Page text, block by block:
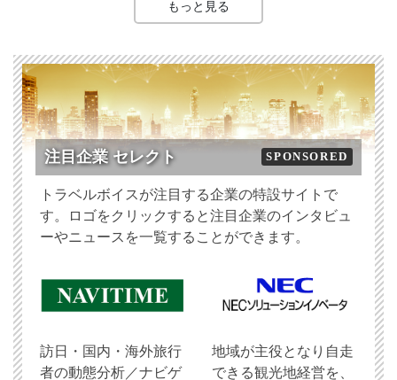
もっと見る
注目企業 セレクト SPONSORED
トラベルボイスが注目する企業の特設サイトで
す。ロゴをクリックすると注目企業のインタビュ
ーやニュースを一覧することができます。
訪日・国内・海外旅行
者の動態分析／ナビゲ
地域が主役となり自走
できる観光地経営を、